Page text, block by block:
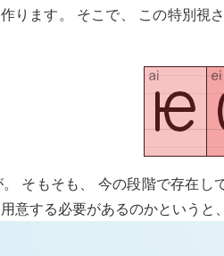
ります。 そこで、 この特別視
そもそも、 今の段階で存在
意する必要があるのかというと